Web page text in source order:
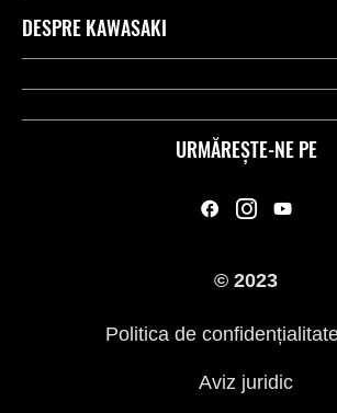
URMĂREȘTE-NE PE
Contactează-ne
Link-uri utile
DESPRE KAWASAKI
Companie
© 2023
Politica de
Aviz juridic